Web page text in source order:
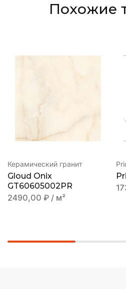
Похожие
Керамический гранит
Gloud Onix
GT60605002PR
2490,00 ₽ / м²